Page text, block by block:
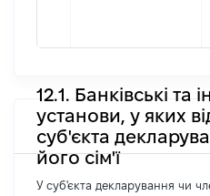
12.1. Банківські та
установи, у яких
суб'єкта
його сім'ї
У суб'єкта декларування чи